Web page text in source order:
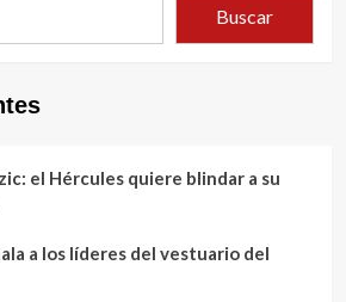
Buscar
el Hércules quiere blindar a su
a los líderes del vestuario del